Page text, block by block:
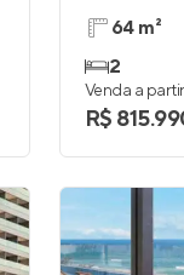
64 m²
2
Venda a
R$